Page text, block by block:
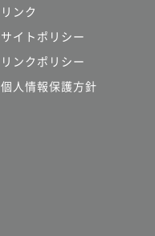
リンク
サイトポリシー
リンクポリシー
個人情報保護方針